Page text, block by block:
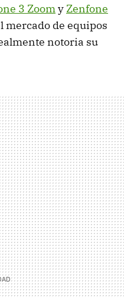
3 Zoomy Zenfone
mercado de equipos
notoria su